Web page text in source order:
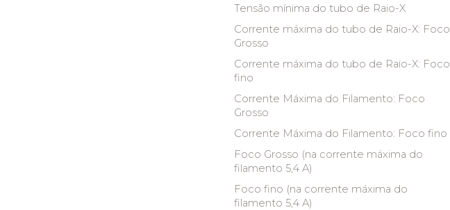
Tensão mínima do tubo de Raio-X
Corrente máxima do tubo de Raio-X: Foco
Grosso
Corrente máxima do tubo de Raio-X: Foco
fino
Corrente Máxima do Filamento: Foco
Grosso
Corrente Máxima do Filamento: Foco fino
Foco Grosso (na corrente máxima do
filamento 5,4 A)
Foco fino (na corrente máxima do
filamento 5,4 A)